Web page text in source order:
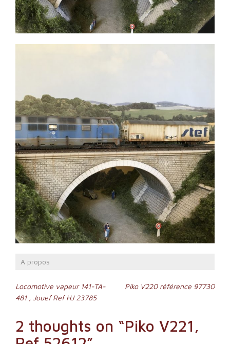
A propos
Navigation
de
l’article
Locomotive vapeur 141-TA-
481 , Jouef Ref HJ 23785
Piko V220 référence 97730
2 thoughts on “Piko V221,